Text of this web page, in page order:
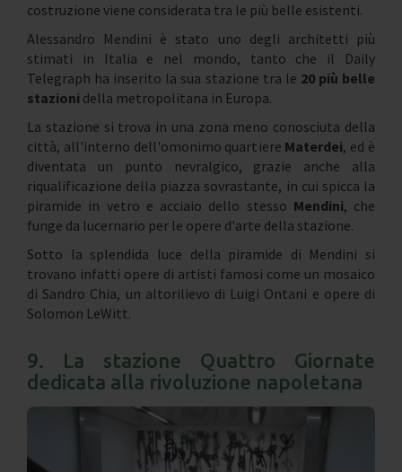
costruzione viene considerata tra le più belle esistenti.
Alessandro Mendini è stato uno degli architetti più
stimati in Italia e nel mondo, tanto che il Daily
Telegraph ha inserito la sua stazione tra le 20 più belle
stazioni della metropolitana in Europa.
La stazione si trova in una zona meno conosciuta della
città, all'interno dell'omonimo quartiere Materdei, ed è
diventata un punto nevralgico, grazie anche alla
riqualificazione della piazza sovrastante, in cui spicca la
piramide in vetro e acciaio dello stesso Mendini, che
funge da lucernario per le opere d'arte della stazione.
Sotto la splendida luce della piramide di Mendini si
trovano infatti opere di artisti famosi come un mosaico
di Sandro Chia, un altorilievo di Luigi Ontani e opere di
Solomon LeWitt.
9. La stazione Quattro Giornate
dedicata alla rivoluzione napoletana